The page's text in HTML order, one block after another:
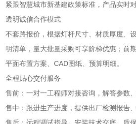
紧跟智慧城市新基建政策标准，产品实时
透明诚信合作模式
不套路报价，根据灯杆尺寸、材质厚度、
明清单，量大批量采购可享阶梯优惠；前
平面布置方案、CAD图纸、预算明细。
全程贴心交付服务
售前：一对一工程师对接咨询，解答参数
售中：跟进生产进度，提供出厂检测报告